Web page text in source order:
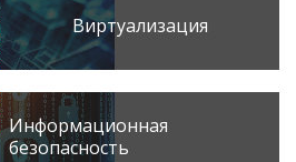
Виртуализация
Информационная
безопасность